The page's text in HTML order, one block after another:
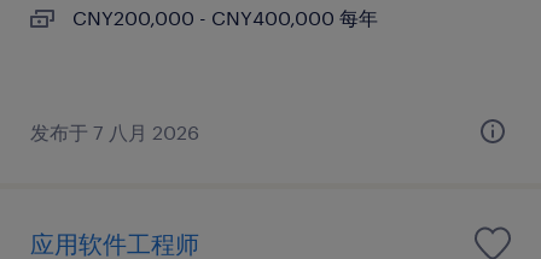
CNY200,000 - CNY400,000 每年
发布于 7 八月 2026
应用软件工程师